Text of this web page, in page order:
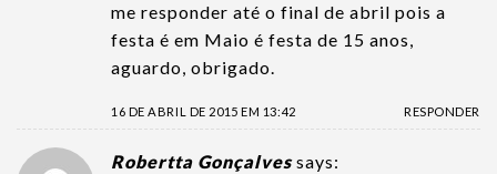
me responder até o final de abril pois a
festa é em Maio é festa de 15 anos,
aguardo, obrigado.
16 DE ABRIL DE 2015 EM 13:42 RESPONDER
Robertta Gonçalves says: